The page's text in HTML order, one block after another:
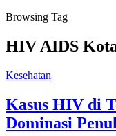
Browsing Tag
HIV AIDS
Kesehatan
Kasus HIV di
Dominasi